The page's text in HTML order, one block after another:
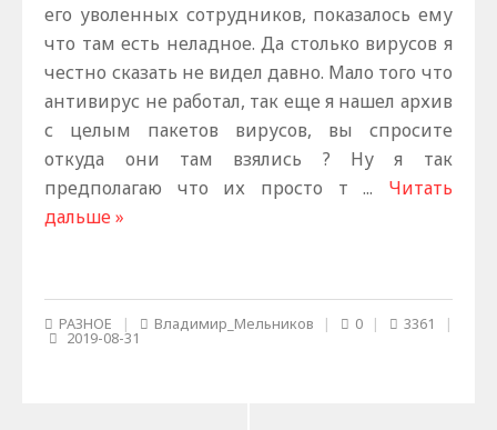
его уволенных сотрудников, показалось ему
что там есть неладное. Да столько вирусов я
честно сказать не видел давно. Мало того что
антивирус не работал, так еще я нашел архив
с целым пакетов вирусов, вы спросите
откуда они там взялись ? Ну я так
предполагаю что их просто т... Читать
дальше »
РАЗНОЕ | Владимир_Мельников | 0 | 3361 |
2019-08-31